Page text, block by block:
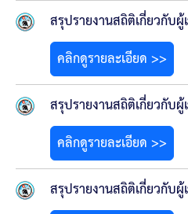
สรุปรายงานสถิติเกี่ยวกับ
คลิกดูรายละเอียด >>
สรุปรายงานสถิติเกี่ยวกับ
คลิกดูรายละเอียด >>
สรุปรายงานสถิติเกี่ยวกับ